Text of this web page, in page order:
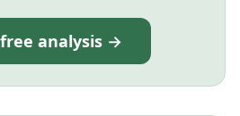
analysis →